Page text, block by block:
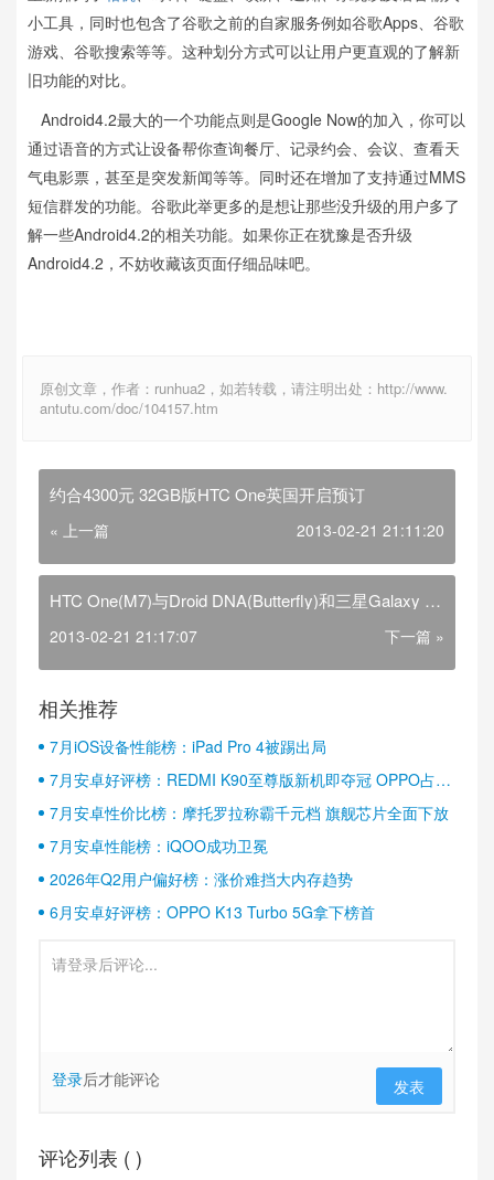
小工具，同时也包含了谷歌之前的自家服务例如谷歌Apps、谷歌
游戏、谷歌搜索等等。这种划分方式可以让用户更直观的了解新
旧功能的对比。
Android4.2最大的一个功能点则是Google Now的加入，你可以
通过语音的方式让设备帮你查询餐厅、记录约会、会议、查看天
气电影票，甚至是突发新闻等等。同时还在增加了支持通过MMS
短信群发的功能。谷歌此举更多的是想让那些没升级的用户多了
解一些Android4.2的相关功能。如果你正在犹豫是否升级
Android4.2，不妨收藏该页面仔细品味吧。
原创文章，作者：runhua2，如若转载，请注明出处：http://www.
antutu.com/doc/104157.htm
约合4300元 32GB版HTC One英国开启预订
« 上一篇 2013-02-21 21:11:20
HTC One(M7)与Droid DNA(Butterfly)和三星Galaxy S3
2013-02-21 21:17:07 下一篇 »
相关推荐
7月iOS设备性能榜：iPad Pro 4被踢出局
7月安卓好评榜：REDMI K90至尊版新机即夺冠 OPPO占据
半壁江山
7月安卓性价比榜：摩托罗拉称霸千元档 旗舰芯片全面下放
7月安卓性能榜：iQOO成功卫冕
2026年Q2用户偏好榜：涨价难挡大内存趋势
6月安卓好评榜：OPPO K13 Turbo 5G拿下榜首
登录后才能评论 发表
评论列表 ( )